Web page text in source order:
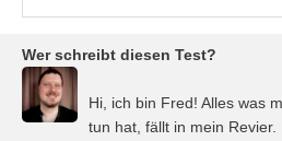
Wer schreibt diesen Test?
Hi, ich bin Fred! Alles was
tun hat, fällt in mein